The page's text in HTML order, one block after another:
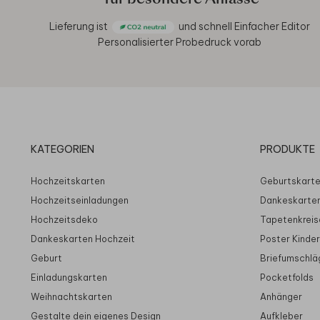
Lieferung ist und schnell Einfacher Editor
Personalisierter Probedruck vorab
KATEGORIEN
Hochzeitskarten
Hochzeitseinladungen
Hochzeitsdeko
Dankeskarten Hochzeit
Geburt
Einladungskarten
Weihnachtskarten
Gestalte dein eigenes Design
PRODUKTE
Poster
Pocketfolds
Anhänger
Aufkleber